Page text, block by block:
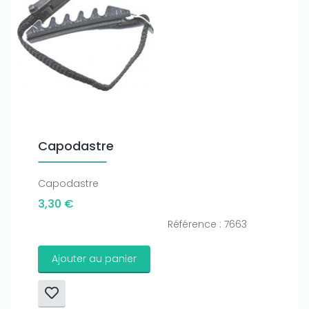
Capodastre
Capodastre
3,30 €
Référence : 7663
Ajouter au panier